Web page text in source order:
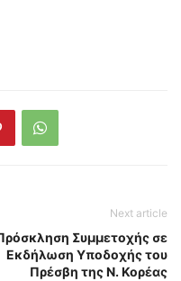
Next article
Συμμετοχής σε
Εκδήλωση Υποδοχής του
Πρέσβη της Ν. Κορέας